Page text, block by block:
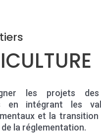
les projets
en intégrant les
et la transition
la réglementation.